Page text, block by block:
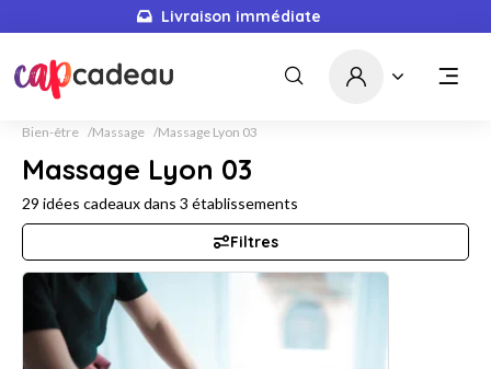
Livraison immédiate
Bien-être Massage Massage Lyon 03
Massage Lyon 03
29 idées cadeaux dans 3 établissements
Filtres